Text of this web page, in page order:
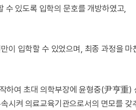
있도록 입학의 문호를 개방하였고,
이 입학할 수 있었으며, 최종 과정을 마
하여 초대 의학부장에 윤형중(尹亨重)
시켜 의료교육기관으로서의 면모를 갖